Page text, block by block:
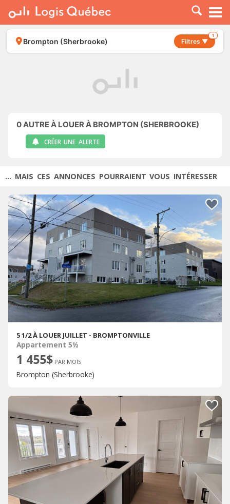
À LOUER
À VENDRE
PLACER UNE ANNONCE
Brompton (Sherbrooke) Filtres ▼
1
0AUTRE À LOUER À BROMPTON (SHERBROOKE)
CRÉER UNE ALERTE
... MAIS CES ANNONCES POURRAIENT VOUS INTÉRESSER
5 1/2 À LOUER JUILLET - BROMPTONVILLE
Appartement 5½
1 455$ PAR MOIS
Brompton (Sherbrooke)